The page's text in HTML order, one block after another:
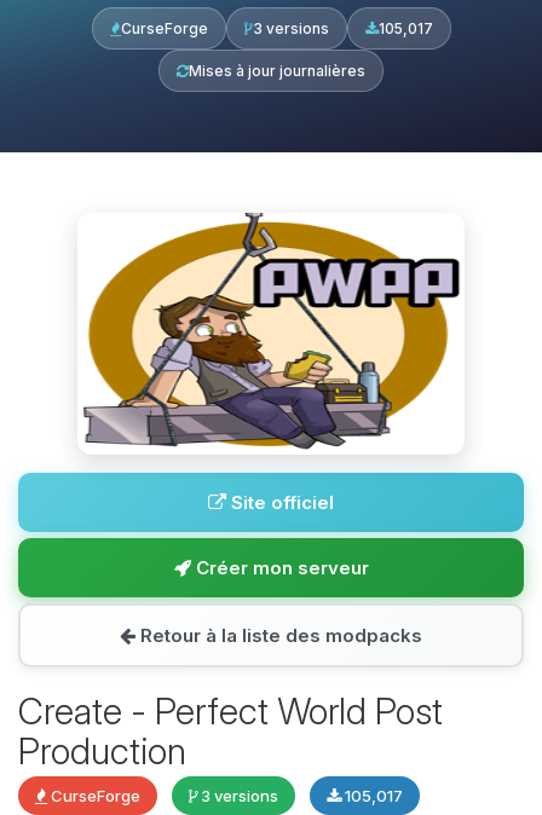
CurseForge 3 versions 105,017
Mises à jour journalières
Site officiel
Créer mon serveur
Retour à la liste des modpacks
Create - Perfect World Post
Production
CurseForge 3 versions 105,017